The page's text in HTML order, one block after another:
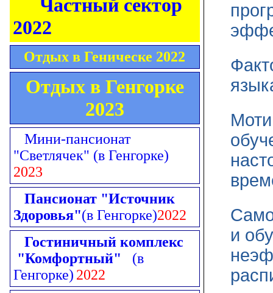
Частный сектор
2022
Отдых в Геническе 2022
Отдых в Генгорке
2023
Мини-пансионат
"Светлячек" (в Генгорке)
2023
Пансионат "Источник
Здоровья"(в Генгорке)2022
Гостиничный комплекс
"Комфортный" (в
Генгорке) 2022
и